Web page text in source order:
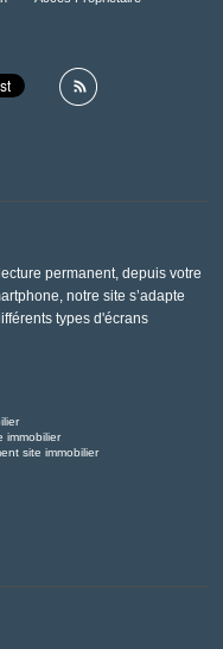
permanent, depuis votre
notre site s’adapte
types d'écrans
immobilier
site immobilier